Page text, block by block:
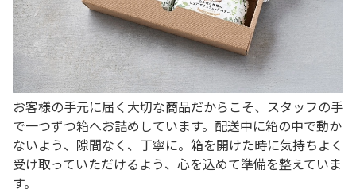
お客様の手元に届く大切な商品だからこそ、スタッフの手
で一つずつ箱へお詰めしています。配送中に箱の中で動か
ないよう、隙間なく、丁寧に。箱を開けた時に気持ちよく
受け取っていただけるよう、心を込めて準備を整えていま
す。